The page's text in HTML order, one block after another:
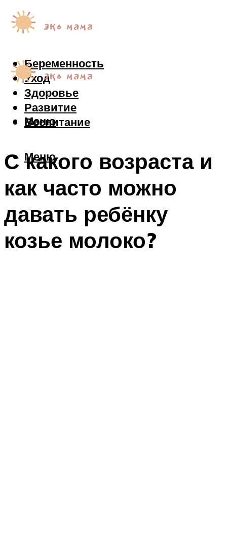
Беременность
Уход
Здоровье
Развитие
Воспитание
Меню
Меню
С какого возраста и
как часто можно
давать ребёнку
козье молоко?